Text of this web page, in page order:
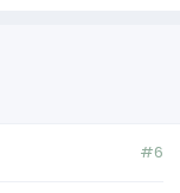
#6